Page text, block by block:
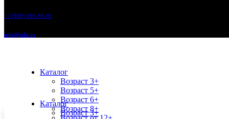
+7 (999) 999-99-99
info@info.ru
Каталог
Возраст 3+
Возраст 5+
Возраст 6+
Возраст 8+
Каталог
Возраст 3+